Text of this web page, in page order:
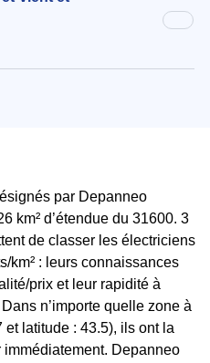
par Depanneo
km² d’étendue du 31600. 3
de classer les électriciens
km² : leurs connaissances
prix et leur rapidité à
n’importe quelle zone à
latitude : 43.5), ils ont la
Depanneo